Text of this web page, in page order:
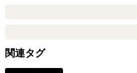
関連タグ